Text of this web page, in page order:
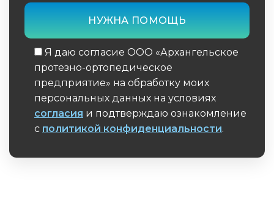
Нюансы оформления программы для детей,
пенсионеров и лежачих больных
Порядок внесения изменений: как добавить
средство реабилитации или
скорректировать данные
Сроки разработки, получение документа на
руки и проверка на наличие ошибок
Я даю согласие ООО «Архангельское
протезно-ортопедическое
предприятие» на обработку моих
персональных данных на условиях
согласия и подтверждаю ознакомление
с политикой конфиденциальности.